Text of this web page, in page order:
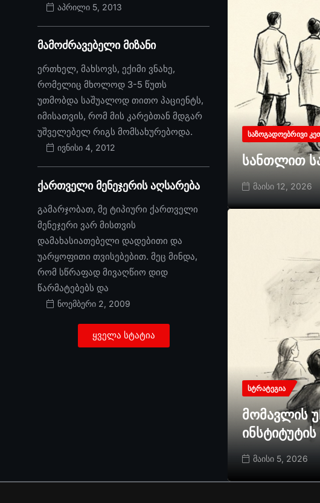
აპრილი 5, 2013
მამოძრავებელი მიზანი
ერთხელ, მახსოვს, ექიმი ვნახე,
რომელიც მხოლოდ 3-5 წუთს
უთმობდა საშუალოდ თითო პაციენტს,
იმისათვის, რომ მის კარებთან მდგარ
უშველებელ რიგს მომსახურებოდა.
ივნისი 4, 2012
ქართველი მენეჯერის აღსარება
გამარჯობათ, მე ტიპიური ქართველი
მენეჯერი ვარ მისთვის
დამახასიათებელი დადებითი და
უარყოფითი თვისებებით. მეც მინდა,
რომ სწრაფად მივაღწიო დიდ
წარმატებებს და
ნოემბერი 2, 2009
ყველა სტატია
ᲡᲐᲖᲝᲒᲐᲓᲝᲔᲑᲠᲘᲕᲘ
სანთლით
მაისი 12, 2026
ᲡᲢᲠᲐᲢᲔᲒᲘᲐ
მომავლის
მაისი 5, 2026